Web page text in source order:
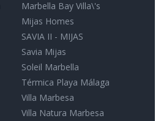
Marbella Bay Villa\'s
Mijas Homes
SAVIA II - MIJAS
Savia Mijas
Soleil Marbella
Térmica Playa Málaga
Villa Marbesa
Villa Natura Marbesa